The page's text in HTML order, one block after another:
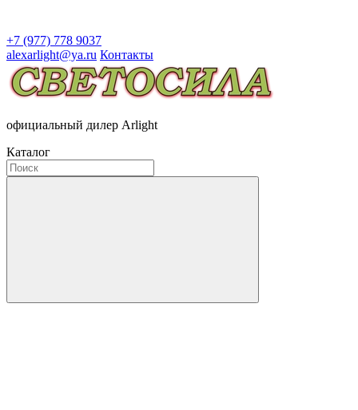
+7 (977) 778 9037
alexarlight@ya.ru Контакты
официальный дилер Arlight
Каталог